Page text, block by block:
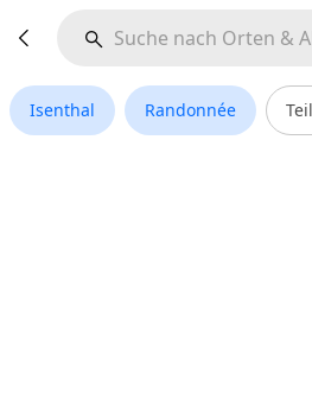
Isenthal Randonnée